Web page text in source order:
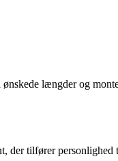
længder og
der tilfører